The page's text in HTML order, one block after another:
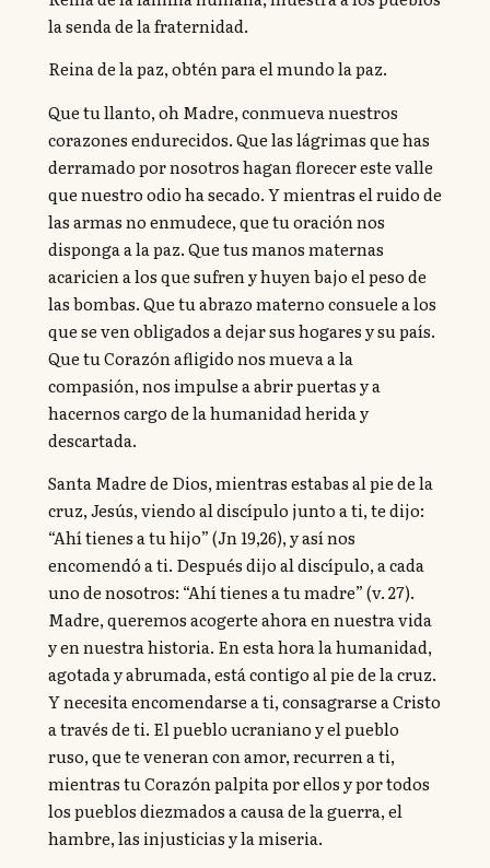
la senda de la fraternidad.
Reina de la paz, obtén para el mundo la paz.
Que tu llanto, oh Madre, conmueva nuestros
corazones endurecidos. Que las lágrimas que has
derramado por nosotros hagan florecer este valle
que nuestro odio ha secado. Y mientras el ruido de
las armas no enmudece, que tu oración nos
disponga a la paz. Que tus manos maternas
acaricien a los que sufren y huyen bajo el peso de
las bombas. Que tu abrazo materno consuele a los
que se ven obligados a dejar sus hogares y su país.
Que tu Corazón afligido nos mueva a la
compasión, nos impulse a abrir puertas y a
hacernos cargo de la humanidad herida y
descartada.
Santa Madre de Dios, mientras estabas al pie de la
cruz, Jesús, viendo al discípulo junto a ti, te dijo:
“Ahí tienes a tu hijo” (Jn 19,26), y así nos
encomendó a ti. Después dijo al discípulo, a cada
uno de nosotros: “Ahí tienes a tu madre” (v. 27).
Madre, queremos acogerte ahora en nuestra vida
y en nuestra historia. En esta hora la humanidad,
agotada y abrumada, está contigo al pie de la cruz.
Y necesita encomendarse a ti, consagrarse a Cristo
a través de ti. El pueblo ucraniano y el pueblo
ruso, que te veneran con amor, recurren a ti,
mientras tu Corazón palpita por ellos y por todos
los pueblos diezmados a causa de la guerra, el
hambre, las injusticias y la miseria.